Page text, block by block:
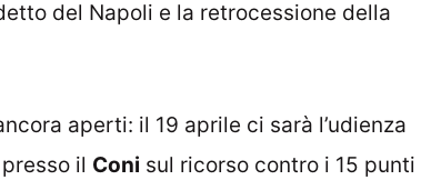
del Napoli e la retrocessione della
aperti: il 19 aprile ci sarà l’udienza
presso il Coni sul ricorso contro i 15 punti